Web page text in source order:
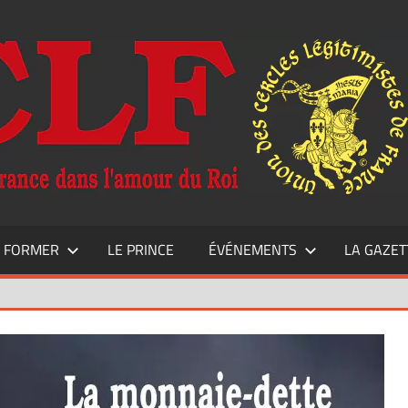
FORMER LE PRINCE ÉVÉNEMENTS LA